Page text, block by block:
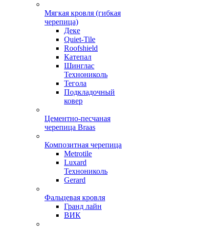
Мягкая кровля (гибкая
черепица)
Деке
Quiet-Tile
Roofshield
Катепал
Шинглас
Технониколь
Тегола
Подкладочный
ковер
Цементно-песчаная
черепица Braas
Композитная черепица
Metrotile
Luxard
Технониколь
Gerard
Фальцевая кровля
Гранд лайн
ВИК